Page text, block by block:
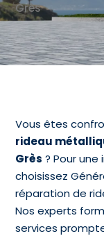
Grès
Vous êtes
rideau
Grès ? Pour
choisissez
réparation de
Nos experts
services